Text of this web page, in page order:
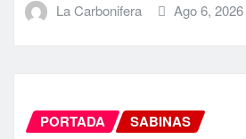
La Carbonifera Ago 6, 2026
PORTADA SABINAS